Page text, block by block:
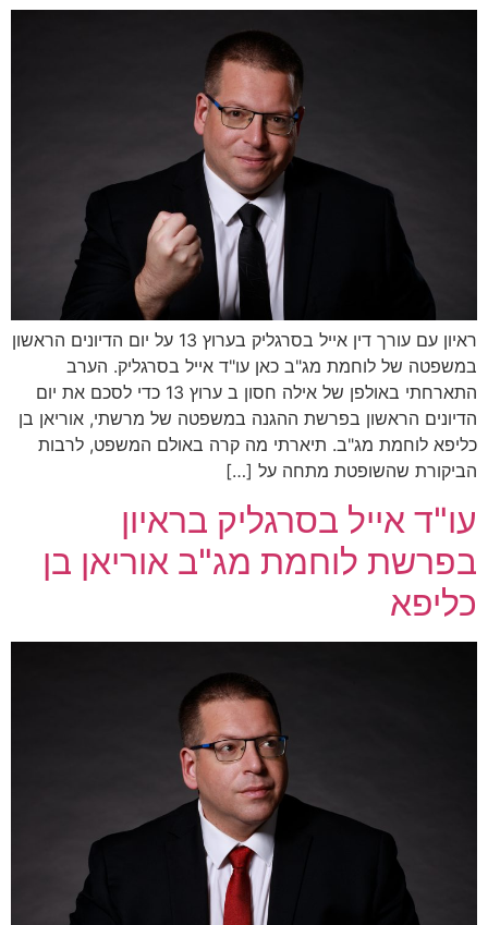
ראיון עם עורך דין אייל בסרגליק בערוץ 13 על יום הדיונים הראשון
במשפטה של לוחמת מג"ב כאן עו"ד אייל בסרגליק. הערב
התארחתי באולפן של אילה חסון ב ערוץ 13 כדי לסכם את יום
הדיונים הראשון בפרשת ההגנה במשפטה של מרשתי, אוריאן בן
כליפא לוחמת מג"ב. תיארתי מה קרה באולם המשפט, לרבות
הביקורת שהשופטת מתחה על […]
עו"ד אייל בסרגליק בראיון
בפרשת לוחמת מג"ב אוריאן בן
כליפא